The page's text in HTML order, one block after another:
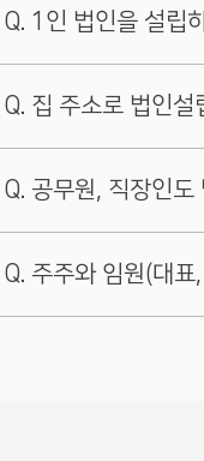
법인설립 소요기간
전자등기는 영업일
서류등기는 영업일
헬프미는 고객님의
1인 법인을 설립
비용을 아끼려면 2인
주식회사를 설립할
2인이 참여하고, 나
주식이 없는 임원을
1인 법인을 설립하려
집 주소로 법인설
대표가 소유한 가정
공무원, 직장인도
주주와 임원(대